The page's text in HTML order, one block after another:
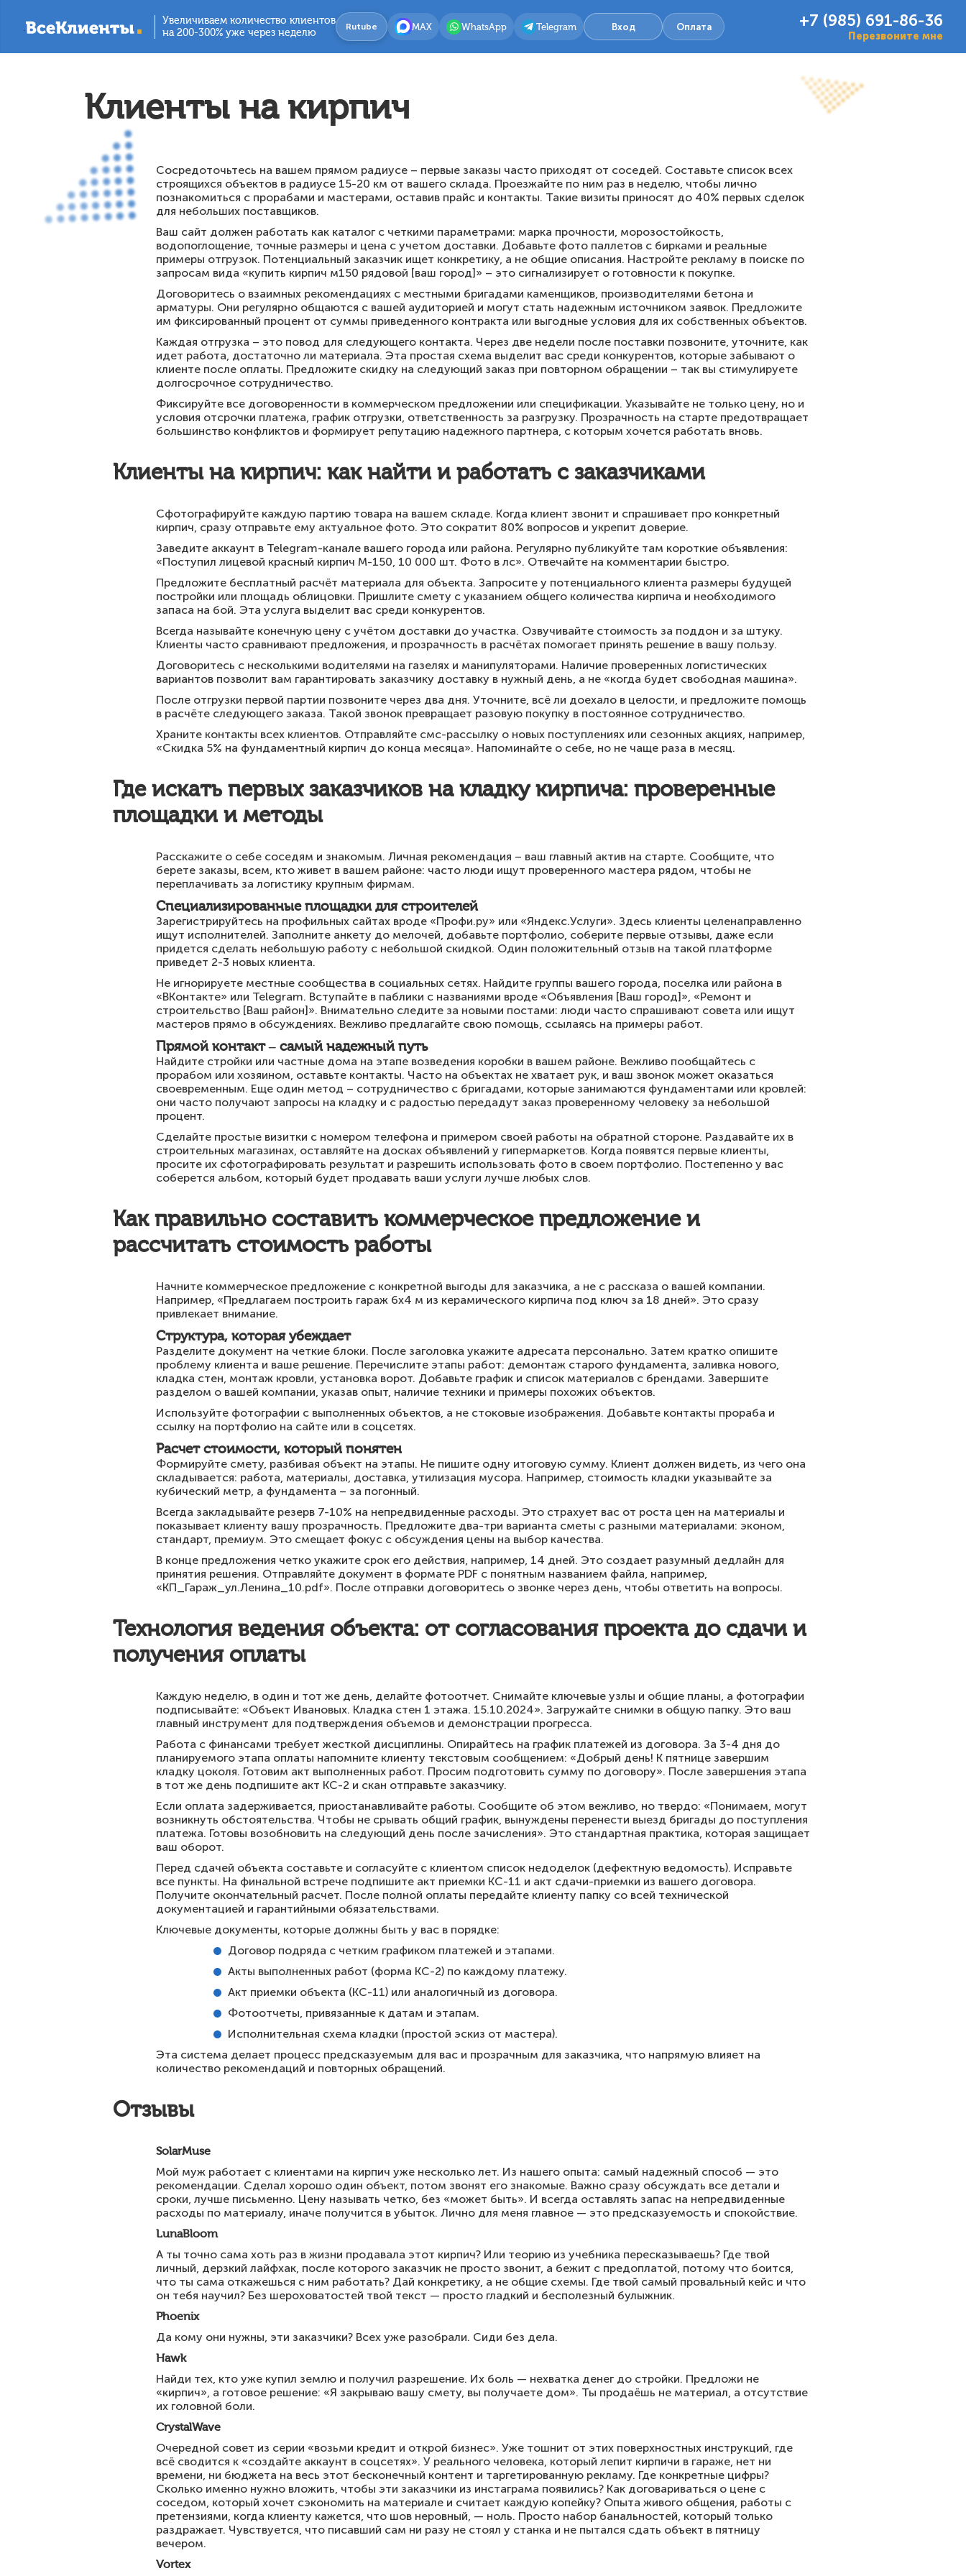
Увеличиваем количество клиентов
на 200-300% уже через неделю
+7 (985) 691-86-36
Перезвоните мне
Rutube MAX WhatsApp Telegram Вход Оплата
Клиенты на кирпич
Сосредоточьтесь на вашем прямом радиусе – первые заказы часто приходят от соседей. Составьте список всех
строящихся объектов в радиусе 15-20 км от вашего склада. Проезжайте по ним раз в неделю, чтобы лично
познакомиться с прорабами и мастерами, оставив прайс и контакты. Такие визиты приносят до 40% первых сделок
для небольших поставщиков.
Ваш сайт должен работать как каталог с четкими параметрами: марка прочности, морозостойкость,
водопоглощение, точные размеры и цена с учетом доставки. Добавьте фото паллетов с бирками и реальные
примеры отгрузок. Потенциальный заказчик ищет конкретику, а не общие описания. Настройте рекламу в поиске по
запросам вида «купить кирпич м150 рядовой [ваш город]» – это сигнализирует о готовности к покупке.
Договоритесь о взаимных рекомендациях с местными бригадами каменщиков, производителями бетона и
арматуры. Они регулярно общаются с вашей аудиторией и могут стать надежным источником заявок. Предложите
им фиксированный процент от суммы приведенного контракта или выгодные условия для их собственных объектов.
Каждая отгрузка – это повод для следующего контакта. Через две недели после поставки позвоните, уточните, как
идет работа, достаточно ли материала. Эта простая схема выделит вас среди конкурентов, которые забывают о
клиенте после оплаты. Предложите скидку на следующий заказ при повторном обращении – так вы стимулируете
долгосрочное сотрудничество.
Фиксируйте все договоренности в коммерческом предложении или спецификации. Указывайте не только цену, но и
условия отсрочки платежа, график отгрузки, ответственность за разгрузку. Прозрачность на старте предотвращает
большинство конфликтов и формирует репутацию надежного партнера, с которым хочется работать вновь.
Клиенты на кирпич: как найти и работать с заказчиками
Сфотографируйте каждую партию товара на вашем складе. Когда клиент звонит и спрашивает про конкретный
кирпич, сразу отправьте ему актуальное фото. Это сократит 80% вопросов и укрепит доверие.
Заведите аккаунт в Telegram-канале вашего города или района. Регулярно публикуйте там короткие объявления:
«Поступил лицевой красный кирпич М-150, 10 000 шт. Фото в лс». Отвечайте на комментарии быстро.
Предложите бесплатный расчёт материала для объекта. Запросите у потенциального клиента размеры будущей
постройки или площадь облицовки. Пришлите смету с указанием общего количества кирпича и необходимого
запаса на бой. Эта услуга выделит вас среди конкурентов.
Всегда называйте конечную цену с учётом доставки до участка. Озвучивайте стоимость за поддон и за штуку.
Клиенты часто сравнивают предложения, и прозрачность в расчётах помогает принять решение в вашу пользу.
Договоритесь с несколькими водителями на газелях и манипуляторами. Наличие проверенных логистических
вариантов позволит вам гарантировать заказчику доставку в нужный день, а не «когда будет свободная машина».
После отгрузки первой партии позвоните через два дня. Уточните, всё ли доехало в целости, и предложите помощь
в расчёте следующего заказа. Такой звонок превращает разовую покупку в постоянное сотрудничество.
Храните контакты всех клиентов. Отправляйте смс-рассылку о новых поступлениях или сезонных акциях, например,
«Скидка 5% на фундаментный кирпич до конца месяца». Напоминайте о себе, но не чаще раза в месяц.
Где искать первых заказчиков на кладку кирпича: проверенные
площадки и методы
Расскажите о себе соседям и знакомым. Личная рекомендация – ваш главный актив на старте. Сообщите, что
берете заказы, всем, кто живет в вашем районе: часто люди ищут проверенного мастера рядом, чтобы не
переплачивать за логистику крупным фирмам.
Специализированные площадки для строителей
Зарегистрируйтесь на профильных сайтах вроде «Профи.ру» или «Яндекс.Услуги». Здесь клиенты целенаправленно
ищут исполнителей. Заполните анкету до мелочей, добавьте портфолио, соберите первые отзывы, даже если
придется сделать небольшую работу с небольшой скидкой. Один положительный отзыв на такой платформе
приведет 2-3 новых клиента.
Не игнорируете местные сообщества в социальных сетях. Найдите группы вашего города, поселка или района в
«ВКонтакте» или Telegram. Вступайте в паблики с названиями вроде «Объявления [Ваш город]», «Ремонт и
строительство [Ваш район]». Внимательно следите за новыми постами: люди часто спрашивают совета или ищут
мастеров прямо в обсуждениях. Вежливо предлагайте свою помощь, ссылаясь на примеры работ.
Прямой контакт – самый надежный путь
Найдите стройки или частные дома на этапе возведения коробки в вашем районе. Вежливо пообщайтесь с
прорабом или хозяином, оставьте контакты. Часто на объектах не хватает рук, и ваш звонок может оказаться
своевременным. Еще один метод – сотрудничество с бригадами, которые занимаются фундаментами или кровлей:
они часто получают запросы на кладку и с радостью передадут заказ проверенному человеку за небольшой
процент.
Сделайте простые визитки с номером телефона и примером своей работы на обратной стороне. Раздавайте их в
строительных магазинах, оставляйте на досках объявлений у гипермаркетов. Когда появятся первые клиенты,
просите их сфотографировать результат и разрешить использовать фото в своем портфолио. Постепенно у вас
соберется альбом, который будет продавать ваши услуги лучше любых слов.
Как правильно составить коммерческое предложение и
рассчитать стоимость работы
Начните коммерческое предложение с конкретной выгоды для заказчика, а не с рассказа о вашей компании.
Например, «Предлагаем построить гараж 6х4 м из керамического кирпича под ключ за 18 дней». Это сразу
привлекает внимание.
Структура, которая убеждает
Разделите документ на четкие блоки. После заголовка укажите адресата персонально. Затем кратко опишите
проблему клиента и ваше решение. Перечислите этапы работ: демонтаж старого фундамента, заливка нового,
кладка стен, монтаж кровли, установка ворот. Добавьте график и список материалов с брендами. Завершите
разделом о вашей компании, указав опыт, наличие техники и примеры похожих объектов.
Используйте фотографии с выполненных объектов, а не стоковые изображения. Добавьте контакты прораба и
ссылку на портфолио на сайте или в соцсетях.
Расчет стоимости, который понятен
Формируйте смету, разбивая объект на этапы. Не пишите одну итоговую сумму. Клиент должен видеть, из чего она
складывается: работа, материалы, доставка, утилизация мусора. Например, стоимость кладки указывайте за
кубический метр, а фундамента – за погонный.
Всегда закладывайте резерв 7-10% на непредвиденные расходы. Это страхует вас от роста цен на материалы и
показывает клиенту вашу прозрачность. Предложите два-три варианта сметы с разными материалами: эконом,
стандарт, премиум. Это смещает фокус с обсуждения цены на выбор качества.
В конце предложения четко укажите срок его действия, например, 14 дней. Это создает разумный дедлайн для
принятия решения. Отправляйте документ в формате PDF с понятным названием файла, например,
«КП_Гараж_ул.Ленина_10.pdf». После отправки договоритесь о звонке через день, чтобы ответить на вопросы.
Технология ведения объекта: от согласования проекта до сдачи и
получения оплаты
Каждую неделю, в один и тот же день, делайте фотоотчет. Снимайте ключевые узлы и общие планы, а фотографии
подписывайте: «Объект Ивановых. Кладка стен 1 этажа. 15.10.2024». Загружайте снимки в общую папку. Это ваш
главный инструмент для подтверждения объемов и демонстрации прогресса.
Работа с финансами требует жесткой дисциплины. Опирайтесь на график платежей из договора. За 3-4 дня до
планируемого этапа оплаты напомните клиенту текстовым сообщением: «Добрый день! К пятнице завершим
кладку цоколя. Готовим акт выполненных работ. Просим подготовить сумму по договору». После завершения этапа
в тот же день подпишите акт КС-2 и скан отправьте заказчику.
Если оплата задерживается, приостанавливайте работы. Сообщите об этом вежливо, но твердо: «Понимаем, могут
возникнуть обстоятельства. Чтобы не срывать общий график, вынуждены перенести выезд бригады до поступления
платежа. Готовы возобновить на следующий день после зачисления». Это стандартная практика, которая защищает
ваш оборот.
Перед сдачей объекта составьте и согласуйте с клиентом список недоделок (дефектную ведомость). Исправьте
все пункты. На финальной встрече подпишите акт приемки КС-11 и акт сдачи-приемки из вашего договора.
Получите окончательный расчет. После полной оплаты передайте клиенту папку со всей технической
документацией и гарантийными обязательствами.
Ключевые документы, которые должны быть у вас в порядке:
Договор подряда с четким графиком платежей и этапами.
Акты выполненных работ (форма КС-2) по каждому платежу.
Акт приемки объекта (КС-11) или аналогичный из договора.
Фотоотчеты, привязанные к датам и этапам.
Исполнительная схема кладки (простой эскиз от мастера).
Эта система делает процесс предсказуемым для вас и прозрачным для заказчика, что напрямую влияет на
количество рекомендаций и повторных обращений.
Отзывы
SolarMuse
Мой муж работает с клиентами на кирпич уже несколько лет. Из нашего опыта: самый надежный способ — это
рекомендации. Сделал хорошо один объект, потом звонят его знакомые. Важно сразу обсуждать все детали и
сроки, лучше письменно. Цену называть четко, без «может быть». И всегда оставлять запас на непредвиденные
расходы по материалу, иначе получится в убыток. Лично для меня главное — это предсказуемость и спокойствие.
LunaBloom
А ты точно сама хоть раз в жизни продавала этот кирпич? Или теорию из учебника пересказываешь? Где твой
личный, дерзкий лайфхак, после которого заказчик не просто звонит, а бежит с предоплатой, потому что боится,
что ты сама откажешься с ним работать? Дай конкретику, а не общие схемы. Где твой самый провальный кейс и что
он тебя научил? Без шероховатостей твой текст — просто гладкий и бесполезный булыжник.
Phoenix
Да кому они нужны, эти заказчики? Всех уже разобрали. Сиди без дела.
Hawk
Найди тех, кто уже купил землю и получил разрешение. Их боль — нехватка денег до стройки. Предложи не
«кирпич», а готовое решение: «Я закрываю вашу смету, вы получаете дом». Ты продаёшь не материал, а отсутствие
их головной боли.
CrystalWave
Очередной совет из серии «возьми кредит и открой бизнес». Уже тошнит от этих поверхностных инструкций, где
всё сводится к «создайте аккаунт в соцсетях». У реального человека, который лепит кирпичи в гараже, нет ни
времени, ни бюджета на весь этот бесконечный контент и таргетированную рекламу. Где конкретные цифры?
Сколько именно нужно вложить, чтобы эти заказчики из инстаграма появились? Как договариваться о цене с
соседом, который хочет сэкономить на материале и считает каждую копейку? Опыта живого общения, работы с
претензиями, когда клиенту кажется, что шов неровный, — ноль. Просто набор банальностей, который только
раздражает. Чувствуется, что писавший сам ни разу не стоял у станка и не пытался сдать объект в пятницу
вечером.
Vortex